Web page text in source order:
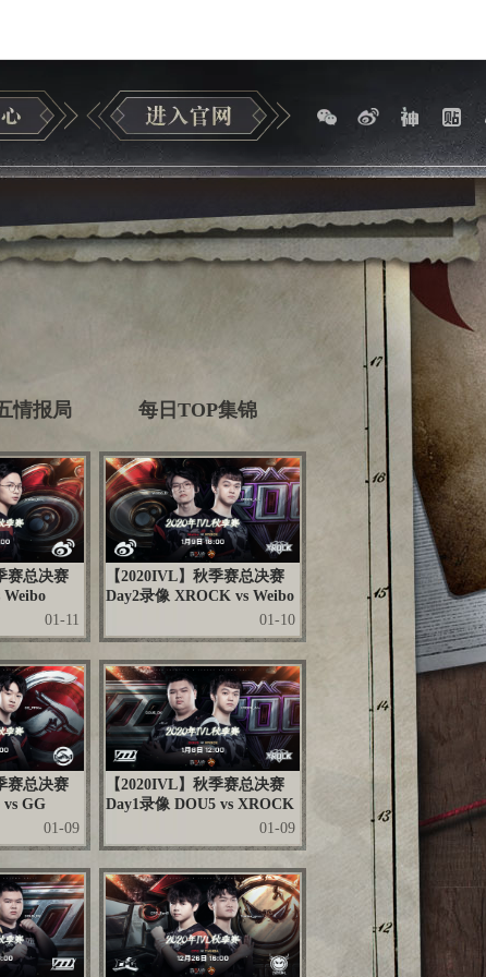
情报局 每日TOP集锦
赛总决赛
Weibo
01-11
【2020IVL】秋季赛总决赛
Day2录像 XROCK vs Weibo
01-10
赛总决赛
vs GG
01-09
【2020IVL】秋季赛总决赛
Day1录像 DOU5 vs XROCK
01-09